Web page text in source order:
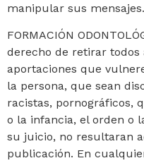
manipular sus mensajes.
FORMACIÓN
derecho de retirar
aportaciones que
la persona, que sean
racistas, pornográficos,
o la infancia, el orden o
su juicio, no resultaran
publicación. En